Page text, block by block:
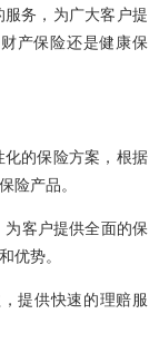
务，为广大客户提
产保险还是健康保
的保险方案，根据
险产品。
客户提供全面的保
优势。
提供快速的理赔服